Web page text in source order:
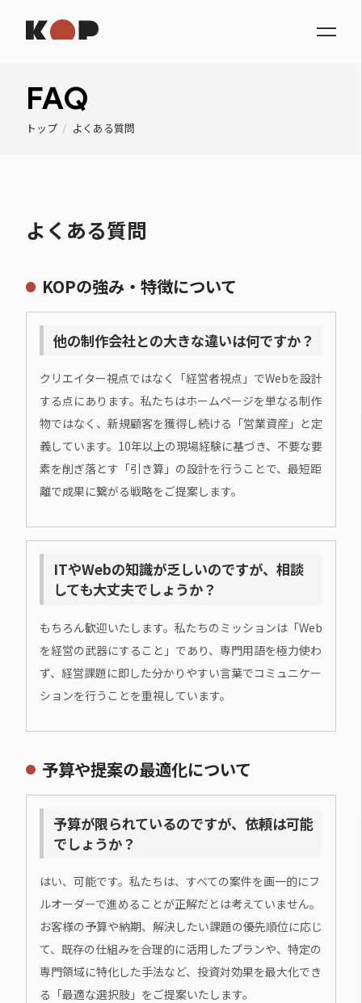
FAQ
トップ / よくある質問
よくある質問
KOPの強み・特徴について
他の制作会社との大きな違いは何ですか？
クリエイター視点ではなく「経営者視点」でWebを設計
する点にあります。私たちはホームページを単なる制作
物ではなく、新規顧客を獲得し続ける「営業資産」と定
義しています。10年以上の現場経験に基づき、不要な要
素を削ぎ落とす「引き算」の設計を行うことで、最短距
離で成果に繋がる戦略をご提案します。
ITやWebの知識が乏しいのですが、相談
しても大丈夫でしょうか？
もちろん歓迎いたします。私たちのミッションは「Web
を経営の武器にすること」であり、専門用語を極力使わ
ず、経営課題に即した分かりやすい言葉でコミュニケー
ションを行うことを重視しています。
予算や提案の最適化について
予算が限られているのですが、依頼は可能
でしょうか？
はい、可能です。私たちは、すべての案件を画一的にフ
ルオーダーで進めることが正解だとは考えていません。
お客様の予算や納期、解決したい課題の優先順位に応じ
て、既存の仕組みを合理的に活用したプランや、特定の
専門領域に特化した手法など、投資対効果を最大化でき
る「最適な選択肢」をご提案いたします。